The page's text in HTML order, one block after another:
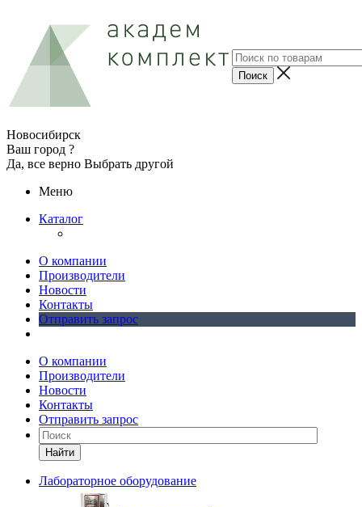
Новосибирск
Ваш город ?
Да, все верно Выбрать другой
Меню
Каталог
О компании
Производители
Новости
Контакты
Отправить запрос
О компании
Производители
Новости
Контакты
Отправить запрос
Найти
Лабораторное оборудование